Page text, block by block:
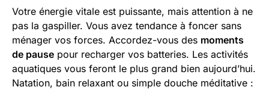
Votre énergie vitale est puissante, mais attention à ne
pas la gaspiller. Vous avez tendance à foncer sans
ménager vos forces. Accordez-vous des moments
de pause pour recharger vos batteries. Les activités
aquatiques vous feront le plus grand bien aujourd’hui.
Natation, bain relaxant ou simple douche méditative :